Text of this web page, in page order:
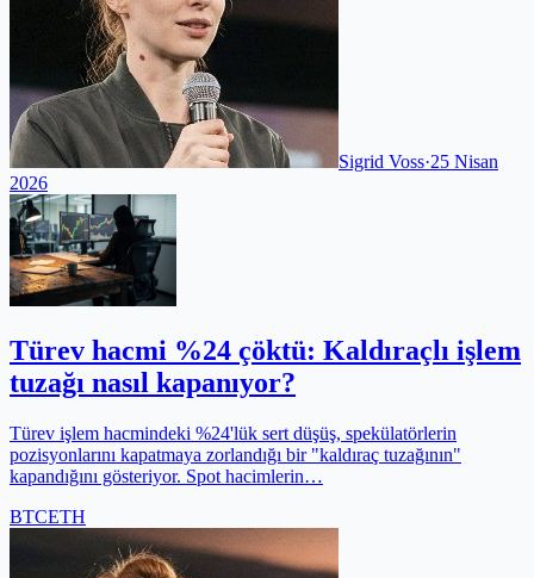
Sigrid Voss·25 Nisan
2026
Türev hacmi %24 çöktü: Kaldıraçlı işlem
tuzağı nasıl kapanıyor?
Türev işlem hacmindeki %24'lük sert düşüş, spekülatörlerin
pozisyonlarını kapatmaya zorlandığı bir "kaldıraç tuzağının"
kapandığını gösteriyor. Spot hacimlerin…
BTCETH